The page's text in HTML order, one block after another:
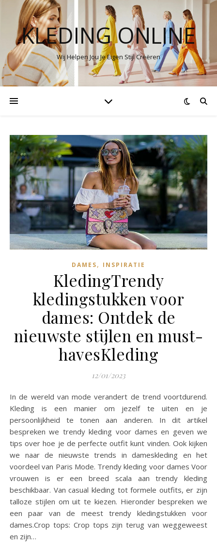
KLEDING ONLINE
Wij Helpen Jou Je Eigen Stijl Creëren
DAMES, INSPIRATIE
KledingTrendy
kledingstukken voor
dames: Ontdek de
nieuwste stijlen en must-
havesKleding
12/01/2023
In de wereld van mode verandert de trend voortdurend.
Kleding is een manier om jezelf te uiten en je
persoonlijkheid te tonen aan anderen. In dit artikel
bespreken we trendy kleding voor dames en geven we
tips over hoe je de perfecte outfit kunt vinden. Ook kijken
we naar de nieuwste trends in dameskleding en het
voordeel van Paris Mode. Trendy kleding voor dames Voor
vrouwen is er een breed scala aan trendy kleding
beschikbaar. Van casual kleding tot formele outfits, er zijn
talloze stijlen om uit te kiezen. Hieronder bespreken we
een paar van de meest trendy kledingstukken voor
dames.Crop tops: Crop tops zijn terug van weggeweest
en zijn…